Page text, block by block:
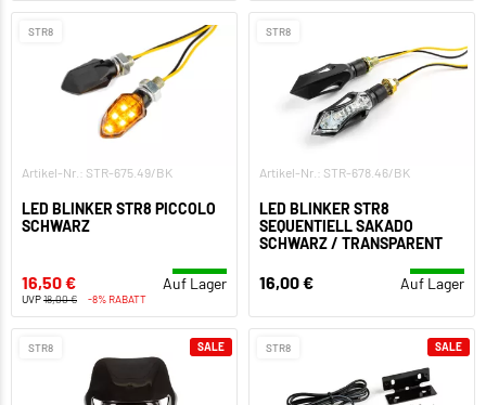
STR8
Artikel-Nr.: STR-675.49/BK
LED BLINKER STR8 PICCOLO
SCHWARZ
16,50 € Auf Lager
UVP18,00 € -8% RABATT
STR8
Artikel-Nr.: STR-678.46/BK
LED BLINKER STR8
SEQUENTIELL SAKADO
SCHWARZ / TRANSPARENT
16,00 € Auf Lager
STR8 SALE STR8 SALE